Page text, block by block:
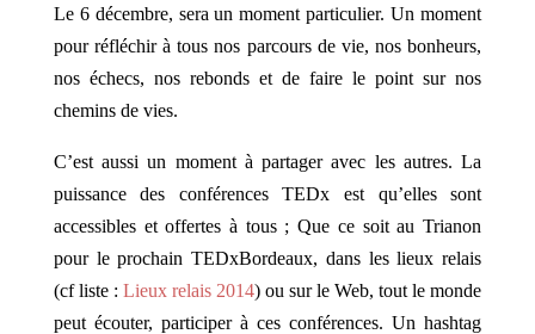
Le 6 décembre, sera un moment particulier. Un moment
pour réfléchir à tous nos parcours de vie, nos bonheurs,
nos échecs, nos rebonds et de faire le point sur nos
chemins de vies.
C’est aussi un moment à partager avec les autres. La
puissance des conférences TEDx est qu’elles sont
accessibles et offertes à tous ; Que ce soit au Trianon
pour le prochain TEDxBordeaux, dans les lieux relais
(cf liste : Lieux relais 2014) ou sur le Web, tout le monde
peut écouter, participer à ces conférences. Un hashtag